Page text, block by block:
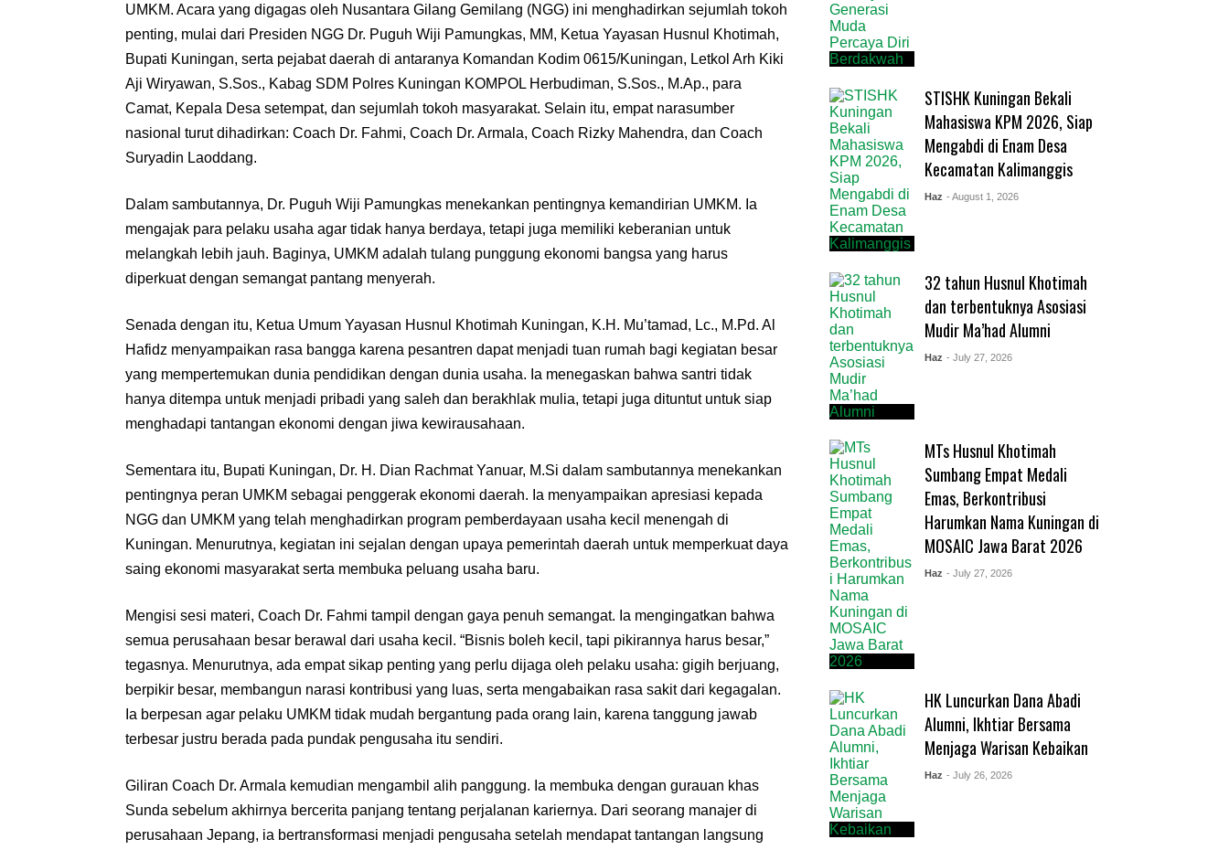
UMKM. Acara yang digagas oleh Nusantara Gilang Gemilang (NGG) ini menghadirkan sejumlah tokoh
penting, mulai dari Presiden NGG Dr. Puguh Wiji Pamungkas, MM, Ketua Yayasan Husnul Khotimah,
Bupati Kuningan, serta pejabat daerah di antaranya Komandan Kodim 0615/Kuningan, Letkol Arh Kiki
Aji Wiryawan, S.Sos., Kabag SDM Polres Kuningan KOMPOL Herbudiman, S.Sos., M.Ap., para
Camat, Kepala Desa setempat, dan sejumlah tokoh masyarakat. Selain itu, empat narasumber
nasional turut dihadirkan: Coach Dr. Fahmi, Coach Dr. Armala, Coach Rizky Mahendra, dan Coach
Suryadin Laoddang.
Dalam sambutannya, Dr. Puguh Wiji Pamungkas menekankan pentingnya kemandirian UMKM. Ia
mengajak para pelaku usaha agar tidak hanya berdaya, tetapi juga memiliki keberanian untuk
melangkah lebih jauh. Baginya, UMKM adalah tulang punggung ekonomi bangsa yang harus
diperkuat dengan semangat pantang menyerah.
Senada dengan itu, Ketua Umum Yayasan Husnul Khotimah Kuningan, K.H. Mu’tamad, Lc., M.Pd. Al
Hafidz menyampaikan rasa bangga karena pesantren dapat menjadi tuan rumah bagi kegiatan besar
yang mempertemukan dunia pendidikan dengan dunia usaha. Ia menegaskan bahwa santri tidak
hanya ditempa untuk menjadi pribadi yang saleh dan berakhlak mulia, tetapi juga dituntut untuk siap
menghadapi tantangan ekonomi dengan jiwa kewirausahaan.
Sementara itu, Bupati Kuningan, Dr. H. Dian Rachmat Yanuar, M.Si dalam sambutannya menekankan
pentingnya peran UMKM sebagai penggerak ekonomi daerah. Ia menyampaikan apresiasi kepada
NGG dan UMKM yang telah menghadirkan program pemberdayaan usaha kecil menengah di
Kuningan. Menurutnya, kegiatan ini sejalan dengan upaya pemerintah daerah untuk memperkuat daya
saing ekonomi masyarakat serta membuka peluang usaha baru.
Mengisi sesi materi, Coach Dr. Fahmi tampil dengan gaya penuh semangat. Ia mengingatkan bahwa
semua perusahaan besar berawal dari usaha kecil. “Bisnis boleh kecil, tapi pikirannya harus besar,”
tegasnya. Menurutnya, ada empat sikap penting yang perlu dijaga oleh pelaku usaha: gigih berjuang,
berpikir besar, membangun narasi kontribusi yang luas, serta mengabaikan rasa sakit dari kegagalan.
Ia berpesan agar pelaku UMKM tidak mudah bergantung pada orang lain, karena tanggung jawab
terbesar justru berada pada pundak pengusaha itu sendiri.
Giliran Coach Dr. Armala kemudian mengambil alih panggung. Ia membuka dengan gurauan khas
Sunda sebelum akhirnya bercerita panjang tentang perjalanan kariernya. Dari seorang manajer di
perusahaan Jepang, ia bertransformasi menjadi pengusaha setelah mendapat tantangan langsung
STISHK Kuningan Bekali
Mahasiswa KPM 2026, Siap
Mengabdi di Enam Desa
Kecamatan Kalimanggis
Haz - August 1, 2026
32 tahun Husnul Khotimah
dan terbentuknya Asosiasi
Mudir Ma’had Alumni
Haz - July 27, 2026
MTs Husnul Khotimah
Sumbang Empat Medali
Emas, Berkontribusi
Harumkan Nama Kuningan di
MOSAIC Jawa Barat 2026
Haz - July 27, 2026
HK Luncurkan Dana Abadi
Alumni, Ikhtiar Bersama
Menjaga Warisan Kebaikan
Haz - July 26, 2026